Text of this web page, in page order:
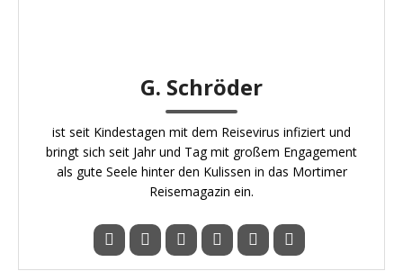
G. Schröder
ist seit Kindestagen mit dem Reisevirus infiziert und
bringt sich seit Jahr und Tag mit großem Engagement
als gute Seele hinter den Kulissen in das Mortimer
Reisemagazin ein.